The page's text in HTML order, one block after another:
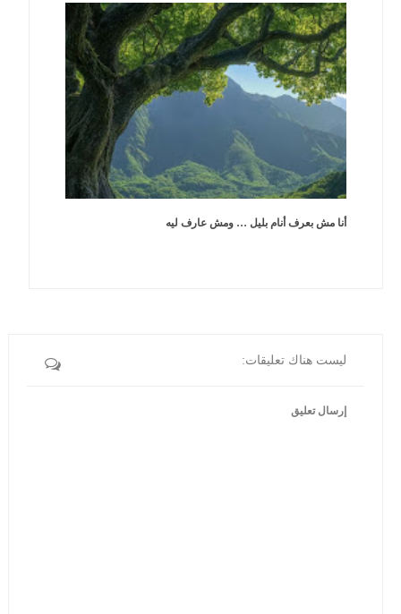
أنا مش بعرف أنام بليل … ومش عارف ليه
ليست هناك تعليقات:
إرسال تعليق